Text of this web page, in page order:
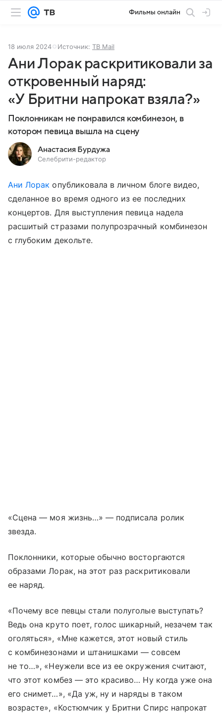
Фильмы онлайн
18 июля 2024 Источник: ТВ Mail
Ани Лорак раскритиковали за
откровенный наряд:
«У Бритни напрокат взяла?»
Поклонникам не понравился комбинезон, в
котором певица вышла на сцену
Анастасия Бурдужа
Селебрити-редактор
Ани Лорак опубликовала в личном блоге видео,
сделанное во время одного из ее последних
концертов. Для выступления певица надела
расшитый стразами полупрозрачный комбинезон
с глубоким декольте.
«Сцена — моя жизнь…» — подписала ролик
звезда.
Поклонники, которые обычно восторгаются
образами Лорак, на этот раз раскритиковали
ее наряд.
«Почему все певцы стали полуголые выступать?
Ведь она круто поет, голос шикарный, незачем так
оголяться», «Мне кажется, этот новый стиль
с комбинезонами и штанишками — совсем
не то…», «Неужели все из ее окружения считают,
что этот комбез — это красиво… Ну когда уже она
его снимет…», «Да уж, ну и наряды в таком
возрасте», «Костюмчик у Бритни Спирс напрокат